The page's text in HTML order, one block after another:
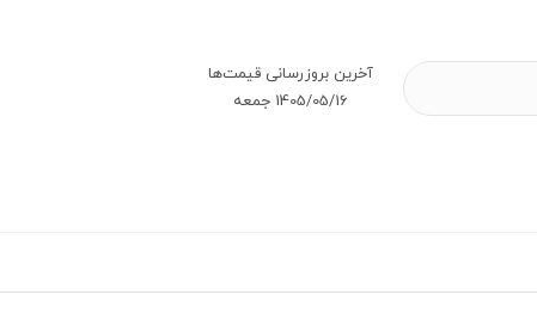
آخرین بروز‌رسانی قیمت‌ها
1405/05/16 جمعه